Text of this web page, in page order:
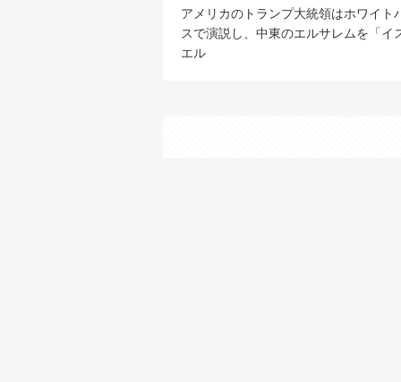
アメリカのトランプ大統領はホワイト
スで演説し、中東のエルサレムを「イ
エル